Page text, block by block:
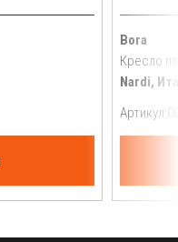
Bora
Кресло
Nardi,
Артикул: